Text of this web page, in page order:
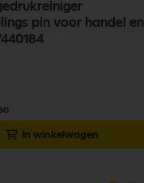
pin voor handel en
In winkelwagen